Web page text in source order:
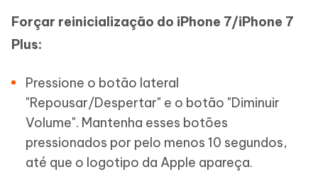
Forçar reinicialização do iPhone 7/iPhone 7
Plus:
Pressione o botão lateral
"Repousar/Despertar" e o botão "Diminuir
Volume". Mantenha esses botões
pressionados por pelo menos 10 segundos,
até que o logotipo da Apple apareça.